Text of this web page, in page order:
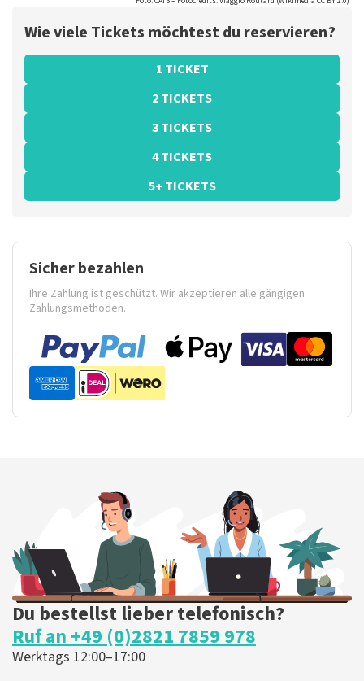
Wie viele Tickets möchtest du reservieren?
1 TICKET
2 TICKETS
3 TICKETS
4 TICKETS
5+ TICKETS
Sicher bezahlen
Ihre Zahlung ist geschützt. Wir akzeptieren alle gängigen
Zahlungsmethoden.
Du bestellst lieber telefonisch?
Ruf an +49 (0)2821 7859 978
Werktags 12:00–17:00